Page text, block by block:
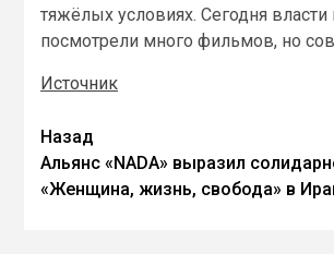
тяжёлых условиях. Сегодня
посмотрели много фильмов, но
Источник
Назад
Альянс «NADA» выразил
«Женщина, жизнь, свобода» в